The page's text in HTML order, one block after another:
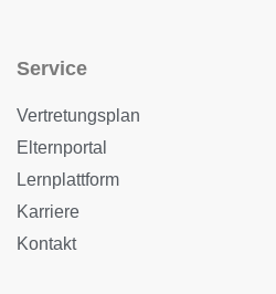
Service
Vertretungsplan
Elternportal
Lernplattform
Karriere
Kontakt